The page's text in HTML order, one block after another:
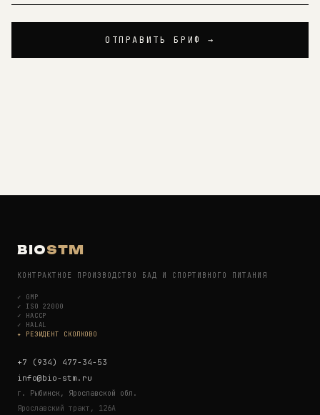
ОТПРАВИТЬ БРИФ →
BIOSTM
КОНТРАКТНОЕ ПРОИЗВОДСТВО БАД И СПОРТИВНОГО ПИТАНИЯ
✓ GMP
✓ ISO 22000
✓ HACCP
✓ HALAL
✦ РЕЗИДЕНТ СКОЛКОВО
+7 (934) 477-34-53
info@bio-stm.ru
г. Рыбинск, Ярославской обл.
Ярославский тракт, 126А